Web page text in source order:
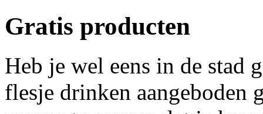
Gratis producten
Heb je wel eens in de stad
flesje drinken aangeboden